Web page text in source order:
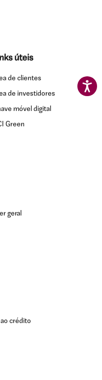
úteis
de clientes
de investidores
móvel digital
Green
geral
crédito